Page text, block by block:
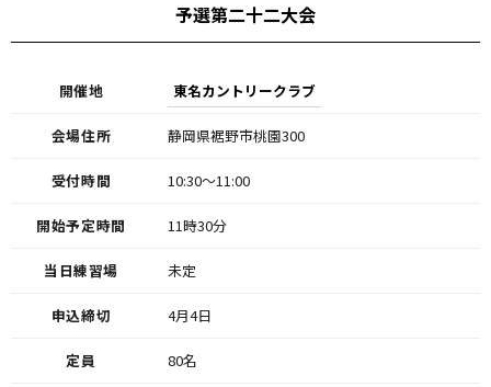
予選第二十二大会
開催地 東名カントリークラブ
会場住所 静岡県裾野市桃園300
受付時間 10:30〜11:00
開始予定時間 11時30分
当日練習場 未定
申込締切 4月4日
定員 80名